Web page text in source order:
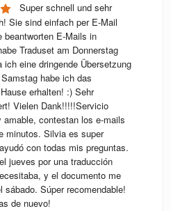
Super schnell und sehr
Sie sind einfach per E-Mail
beantworten E-Mails in
Traduset am Donnerstag
ich eine dringende Übersetzung
habe ich das
erhalten! :) Sehr
Vielen Dank!!!!!Servicio
amable, contestan los e-mails
minutos. Silvia es super
con todas mis preguntas.
jueves por una traducción
y el documento me
sábado. Súper recomendable!
de nuevo!